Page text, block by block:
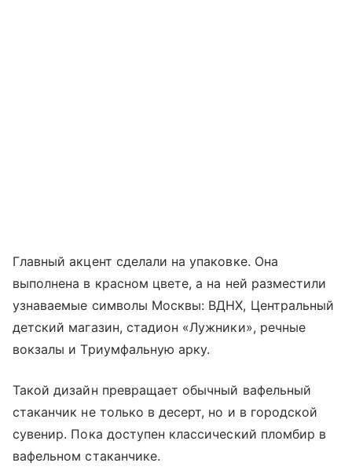
Главный акцент сделали на упаковке. Она
выполнена в красном цвете, а на ней разместили
узнаваемые символы Москвы: ВДНХ, Центральный
детский магазин, стадион «Лужники», речные
вокзалы и Триумфальную арку.
Такой дизайн превращает обычный вафельный
стаканчик не только в десерт, но и в городской
сувенир. Пока доступен классический пломбир в
вафельном стаканчике.